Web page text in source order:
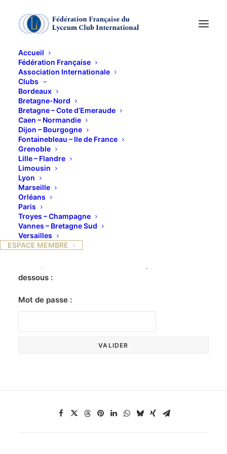
Accueil
Fédération Française
Association Internationale
Clubs
Bordeaux
Bretagne-Nord
Bretagne – Cote d’Emeraude
Caen – Normandie
Dijon – Bourgogne
Fontainebleau – Ile de France
Grenoble
Lille – Flandre
Limousin
Lyon
Marseille
Orléans
Paris
Troyes – Champagne
Vannes – Bretagne Sud
Versailles
ESPACE MEMBRE
Les Femmes de
l'Himalaya et Isabelle
Le Maître
Ce contenu est protégé par un mot de passe. Pour
dessous :
Mot de passe :